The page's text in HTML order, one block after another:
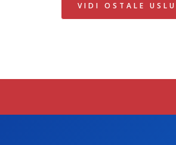
VIDI OSTALE